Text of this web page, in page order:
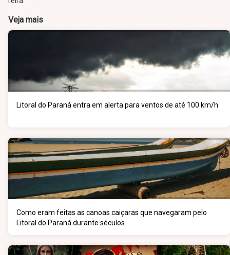
Veja mais
Litoral do Paraná entra em alerta para ventos de até 100 km/h
Como eram feitas as canoas caiçaras que navegaram pelo
Litoral do Paraná durante séculos